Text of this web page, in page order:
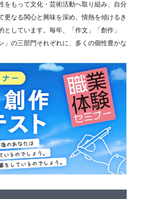
をもって文化・芸術活動へ取り組み、自分
更なる関心と興味を深め、情熱を傾けるき
としています。毎年、「作文」「創作」
」の三部門それぞれに、多くの個性豊かな